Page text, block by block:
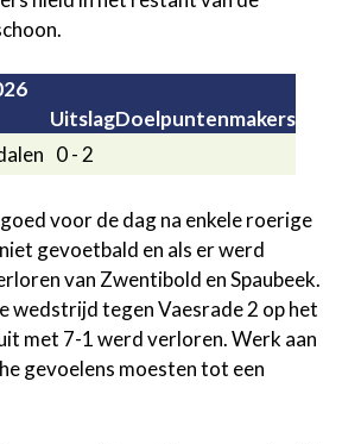
UitslagDoelpuntenmakers
0 - 2
voor de dag na enkele roerige
gevoetbald en als er werd
van Zwentibold en Spaubeek.
wedstrijd tegen Vaesrade 2 op het
met 7-1 werd verloren. Werk aan
gevoelens moesten tot een